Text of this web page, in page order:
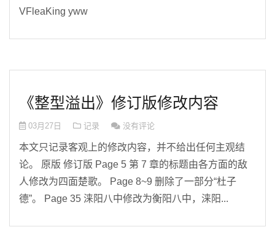
VFleaKing yww
《整型溢出》修订版修改内容
03月27日 记录 没有评论
本文只记录客观上的修改内容，并不给出任何主观结
论。 原版 修订版 Page 5 第 7 章的标题由各方面的敌
人修改为四面楚歌。 Page 8~9 删除了一部分“杜子
德”。 Page 35 涞阳八中修改为衡阳八中，涞阳...